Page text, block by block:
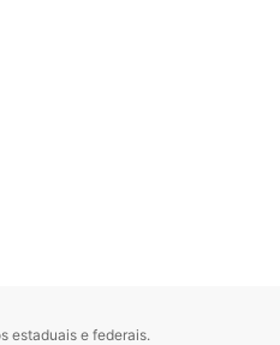
estaduais e federais.